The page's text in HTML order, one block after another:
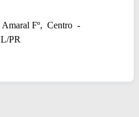
Amaral Fº, Centro -
PR